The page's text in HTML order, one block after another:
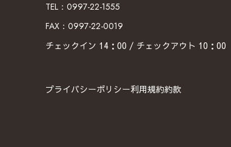
TEL：0997-22-1555
FAX：0997-22-0019
チェックイン 14：00 / チェックアウト 10：00
プライバシーポリシー利用規約約款